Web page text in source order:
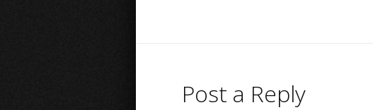
Post a Reply